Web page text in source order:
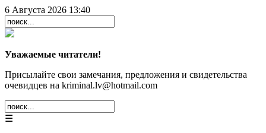
6 Августа 2026 13:40
Уважаемые читатели!
Присылайте свои замечания, предложения и свидетельства
очевидцев на kriminal.lv@hotmail.com
☰